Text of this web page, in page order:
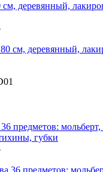
см, деревянный,
предметов:
губки